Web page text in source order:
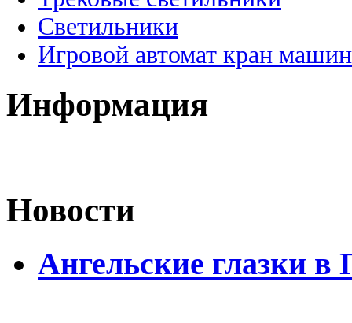
Светильники
Игровой автомат кран
Информация
Новости
Ангельские глазки в